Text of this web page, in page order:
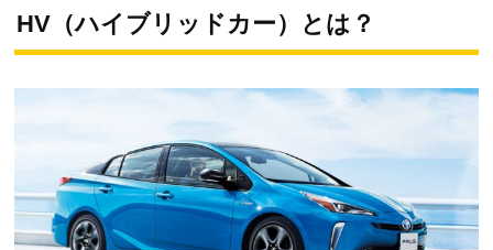
HV（ハイブリッドカー）とは？